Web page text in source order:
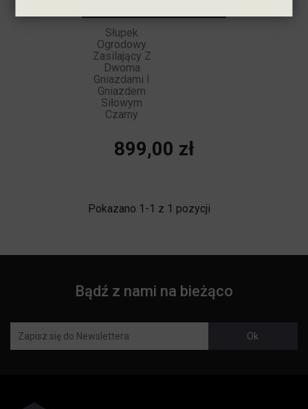
Słupek
Ogrodowy
Zasilający Z
Dwoma
Gniazdami I
Gniazdem
Siłowym
Czarny
Cena
899,00 zł
Pokazano 1-1 z 1 pozycji
Bądź z nami na bieżąco